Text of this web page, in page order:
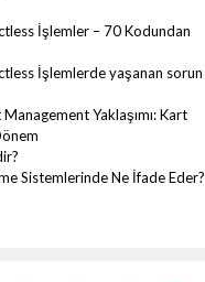
İşlemler – 70 Kodundan
İşlemlerde yaşanan sorun
Yaklaşımı: Kart
Sistemlerinde Ne İfade Eder?